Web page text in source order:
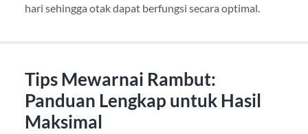
hari sehingga otak dapat berfungsi secara optimal.
Tips Mewarnai Rambut:
Panduan Lengkap untuk Hasil
Maksimal